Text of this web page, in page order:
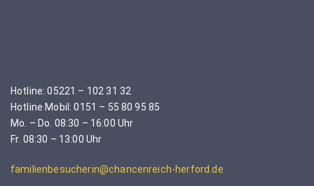
Hotline: 05221 – 102 31 32
Hotline Mobil: 0151 – 55 80 95 85
Mo. – Do. 08:30 – 16:00 Uhr
Fr. 08:30 – 13:00 Uhr
familienbesucherin@chancenreich-herford.de